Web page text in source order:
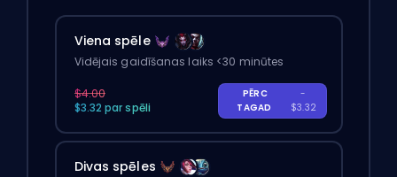
Viena spēle
Vidējais gaidīšanas laiks <30 minūtes
$4.00
$3.32 par spēli
PĒRC
TAGAD
-
$3.32
Divas spēles